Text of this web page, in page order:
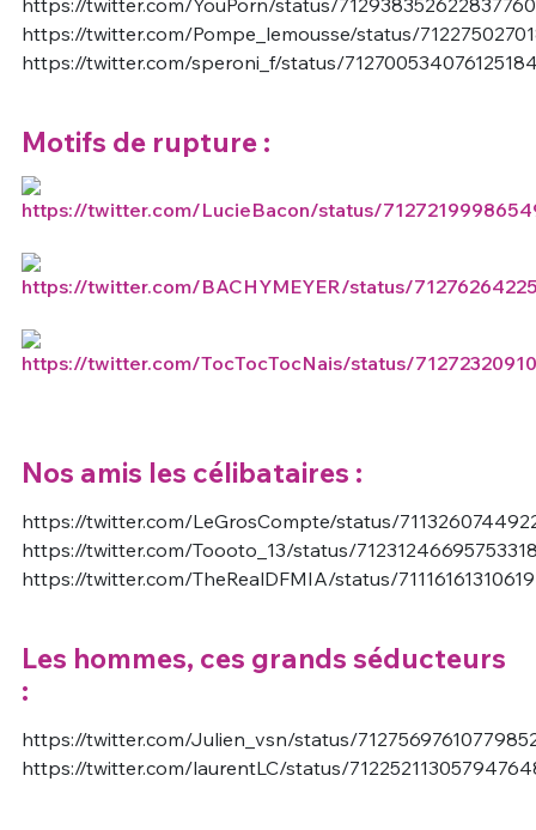
https://twitter.com/Pompe_lemousse/status/
https://twitter.com/speroni_f/status/
Motifs de rupture :
Nos amis les célibataires :
https://twitter.com/LeGrosCompte/status/
https://twitter.com/Toooto_13/status/
https://twitter.com/TheRealDFMIA/status/
Les hommes, ces grands séducteurs
:
https://twitter.com/Julien_vsn/status/
https://twitter.com/laurentLC/status/